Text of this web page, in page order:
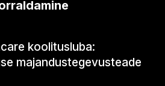
koolitusluba:
majandustegevusteade